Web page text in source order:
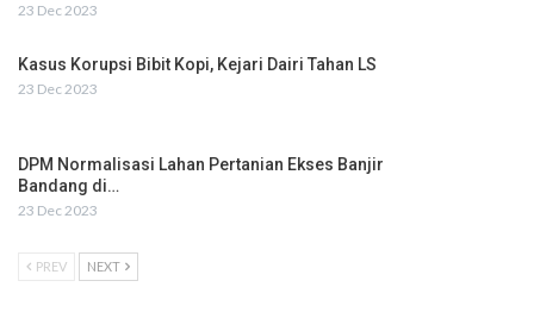
23 Dec 2023
Kasus Korupsi Bibit Kopi, Kejari Dairi Tahan LS
23 Dec 2023
DPM Normalisasi Lahan Pertanian Ekses Banjir
Bandang di…
23 Dec 2023
PREV NEXT